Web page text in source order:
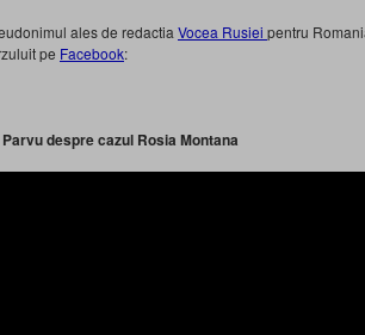
ales de redactia Vocea Rusiei pentru
pe Facebook:
despre cazul Rosia Montana